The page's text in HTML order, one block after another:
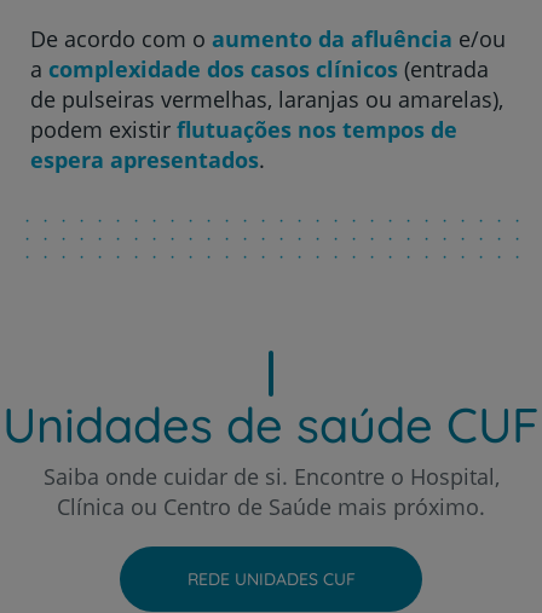
Hospital CUF Madeira
Hospital CUF Santarém
Hospital CUF Sintra
Hospital CUF Tejo - Lisboa
Hospital CUF Torres Vedras
De acordo com o aumento da afluência e/ou
a complexidade dos casos clínicos (entrada
de pulseiras vermelhas, laranjas ou amarelas),
podem existir flutuações nos tempos de
espera apresentados.
Unidades de saúde CUF
Saiba onde cuidar de si. Encontre o Hospital,
Clínica ou Centro de Saúde mais próximo.
REDE UNIDADES CUF